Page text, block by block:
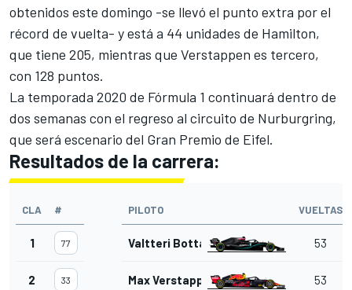
obtenidos este domingo -se llevó el punto extra por el
récord de vuelta- y está a 44 unidades de Hamilton,
que tiene 205, mientras que Verstappen es tercero,
con 128 puntos.
La temporada 2020 de Fórmula 1 continuará dentro de
dos semanas con el regreso al circuito de Nurburgring,
que será escenario del Gran Premio de Eifel.
Resultados de la carrera:
CLA # PILOTO VUELTAS
1 77 Valtteri Bottas 53
2 33 Max Verstappen 53